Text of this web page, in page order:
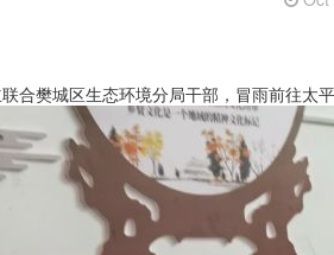
合樊城区生态环境分局干部，冒雨前往太